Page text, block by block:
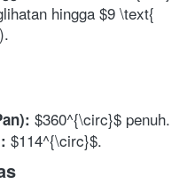
hingga $9 \text{
$360^{\circ}$ penuh.
$114^{\circ}$.